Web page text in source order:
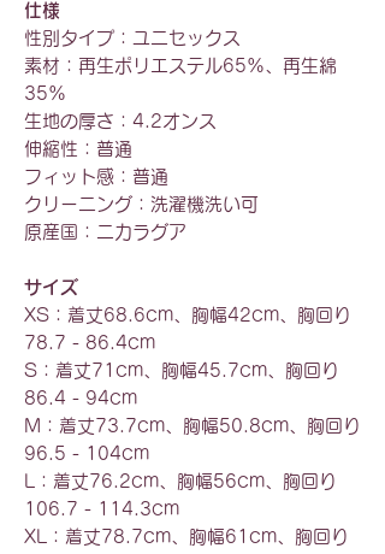
仕様
性別タイプ：ユニセックス
素材：再生ポリエステル65%、再生綿
35%
生地の厚さ：4.2オンス
伸縮性：普通
フィット感：普通
クリーニング：洗濯機洗い可
原産国：ニカラグア
サイズ
XS：着丈68.6cm、胸幅42cm、胸回り
78.7 - 86.4cm
S：着丈71cm、胸幅45.7cm、胸回り
86.4 - 94cm
M：着丈73.7cm、胸幅50.8cm、胸回り
96.5 - 104cm
L：着丈76.2cm、胸幅56cm、胸回り
106.7 - 114.3cm
XL：着丈78.7cm、胸幅61cm、胸回り